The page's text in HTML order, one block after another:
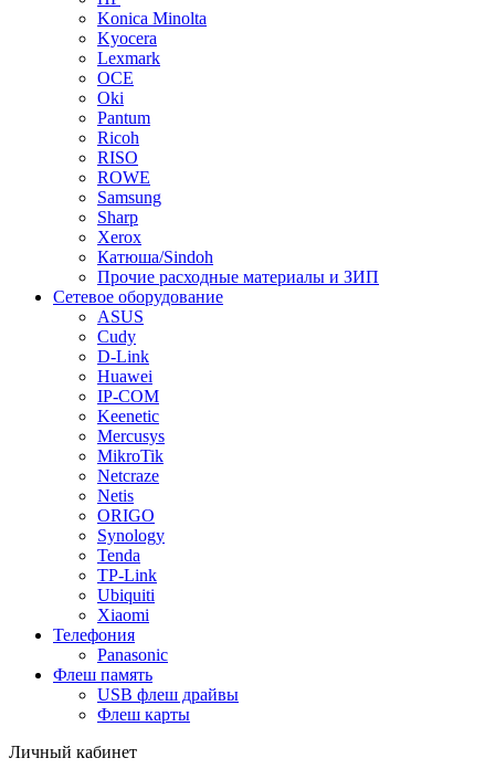
Konica Minolta
Kyocera
Lexmark
OCE
Oki
Pantum
Ricoh
RISO
ROWE
Samsung
Sharp
Xerox
Катюша/Sindoh
Прочие расходные материалы и ЗИП
Сетевое оборудование
ASUS
Cudy
D-Link
Huawei
IP-COM
Keenetic
Mercusys
MikroTik
Netcraze
Netis
ORIGO
Synology
Tenda
TP-Link
Ubiquiti
Xiaomi
Телефония
Panasonic
Флеш память
USB флеш драйвы
Флеш карты
Личный кабинет